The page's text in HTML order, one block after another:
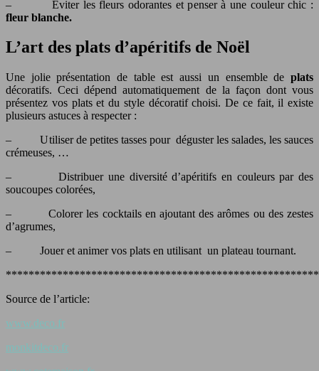
– Éviter les fleurs odorantes et penser à une couleur chic :
fleur blanche.
L’art des plats d’apéritifs de Noël
Une jolie présentation de table est aussi un ensemble de plats
décoratifs. Ceci dépend automatiquement de la façon dont vous
présentez vos plats et du style décoratif choisi. De ce fait, il existe
plusieurs astuces à respecter :
– Utiliser de petites tasses pour déguster les salades, les sauces
crémeuses, …
– Distribuer une diversité d’apéritifs en couleurs par des
soucoupes colorées,
– Colorer les cocktails en ajoutant des arômes ou des zestes
d’agrumes,
– Jouer et animer vos plats en utilisant un plateau tournant.
Source de l’article:
www.deco.fr
monkitdeco.fr